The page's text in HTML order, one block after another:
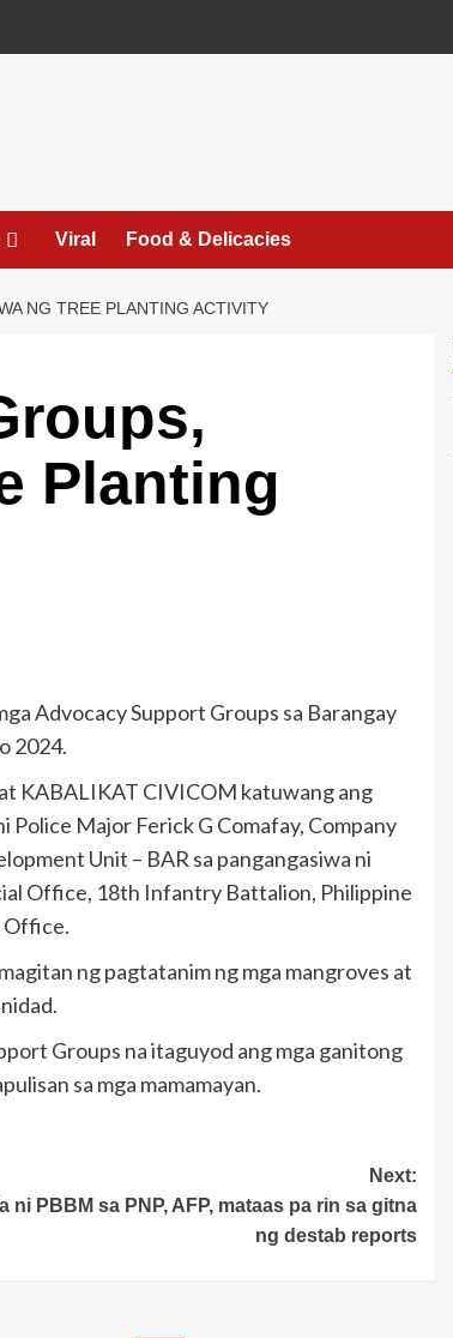
Viral Food & Delicacies
NG TREE PLANTING ACTIVITY
Planting
Advocacy Support Groups sa Barangay
2024.
KABALIKAT CIVICOM katuwang ang
Major Ferick G Comafay, Company
Unit – BAR sa pangangasiwa ni
Office, 18th Infantry Battalion, Philippine
Office.
ng pagtatanim ng mga mangroves at
Groups na itaguyod ang mga ganitong
sa mga mamamayan.
Next:
ni PBBM sa PNP, AFP, mataas pa rin sa gitna
ng destab reports